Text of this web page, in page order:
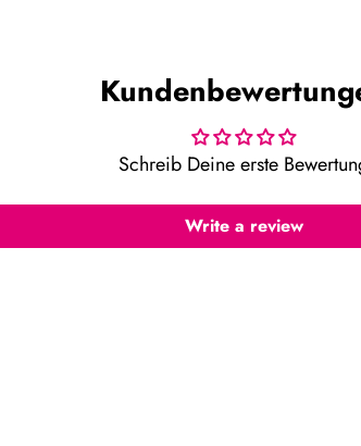
Schreib Deine erste
Write a review